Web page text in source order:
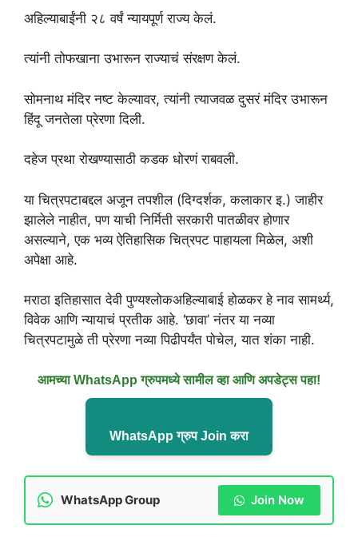
अहिल्याबाईंनी २८ वर्षं न्यायपूर्ण राज्य केलं.
त्यांनी तोफखाना उभारून राज्याचं संरक्षण केलं.
सोमनाथ मंदिर नष्ट केल्यावर, त्यांनी त्याजवळ दुसरं मंदिर उभारून
हिंदू जनतेला प्रेरणा दिली.
दहेज प्रथा रोखण्यासाठी कडक धोरणं राबवली.
या चित्रपटाबद्दल अजून तपशील (दिग्दर्शक, कलाकार इ.) जाहीर
झालेले नाहीत, पण याची निर्मिती सरकारी पातळीवर होणार
असल्याने, एक भव्य ऐतिहासिक चित्रपट पाहायला मिळेल, अशी
अपेक्षा आहे.
मराठा इतिहासात देवी पुण्यश्लोकअहिल्याबाई होळकर हे नाव सामर्थ्य,
विवेक आणि न्यायाचं प्रतीक आहे. ‘छावा’ नंतर या नव्या
चित्रपटामुळे ती प्रेरणा नव्या पिढीपर्यंत पोचेल, यात शंका नाही.
आमच्या WhatsApp ग्रुपमध्ये सामील व्हा आणि अपडेट्स पहा!
WhatsApp ग्रुप Join करा
WhatsApp Group Join Now